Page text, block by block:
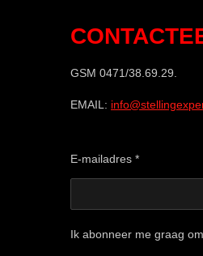
GSM 0471/38.69.29.
EMAIL:
E-mailadres *
Ik abonneer me graag